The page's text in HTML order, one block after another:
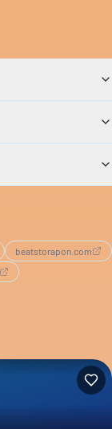
beatstorapon.com